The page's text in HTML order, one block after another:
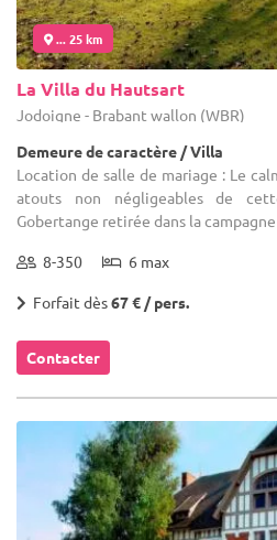
... 25 km
La Villa du Hautsart
Jodoigne - Brabant wallon (WBR)
Demeure de caractère / Villa
Location de salle de mariage : Le
atouts non négligeables de
Gobertange retirée dans la
8-350 6 max
Forfait dès67 € / pers.
Contacter